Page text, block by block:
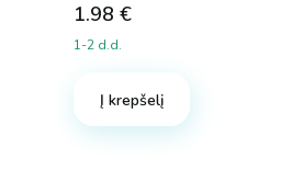
1.98 €
1-2 d.d.
Į krepšelį